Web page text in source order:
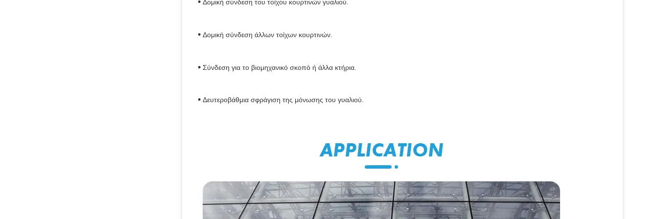
Δομική σύνδεση του τοίχου κουρτινών γυαλιού.
• Δομική σύνδεση άλλων τοίχων κουρτινών.
• Σύνδεση για το βιομηχανικό σκοπό ή άλλα κτήρια.
• Δευτεροβάθμια σφράγιση της μόνωσης του γυαλιού.